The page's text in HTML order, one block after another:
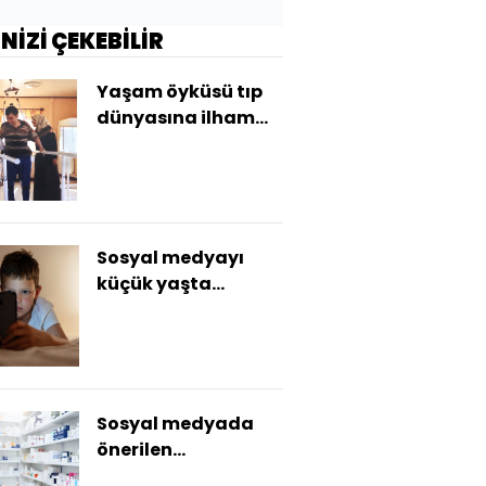
ÇEKEBİLİR
Yaşam öyküsü tıp
dünyasına ilham
Sosyal medyayı
küçük yaşta
Sosyal medyada
önerilen